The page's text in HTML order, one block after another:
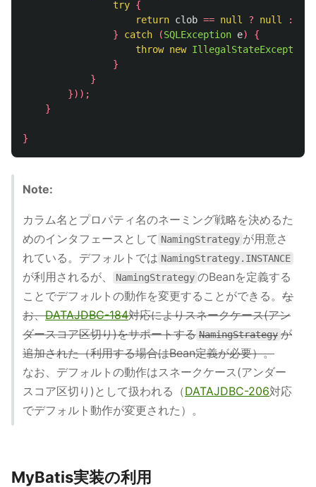
try {
return clob == null ? null :
}
catch (SQLException e)
{
throw new IllegalStateException
}
}
}));
}
}
Note:
カラム名とプロパティ名のネーミング戦略を決めるた
めのインタフェースとして NamingStrategy が用意さ
れている。デフォルトでは NamingStrategy.INSTANCE
が利用されるが、 NamingStrategy のBeanを定義する
ことでデフォルトの動作を変更することができる。 な
お、DATAJDBC-184対応によりスネークケース(アン
ダースコア区切り)をサポートする NamingStrategy が
追加された（利用する場合はBean定義が必要）。
なお、デフォルトの動作はスネークケース(アンダー
スコア区切り)として扱われる（DATAJDBC-206対応
でデフォルト動作が変更された）。
MyBatis実装の利用